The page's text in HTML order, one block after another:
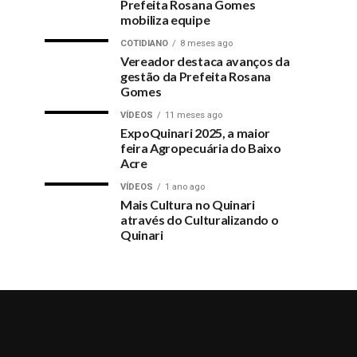
Prefeita Rosana Gomes
mobiliza equipe
COTIDIANO 8 meses ago
Vereador destaca avanços da
gestão da Prefeita Rosana
Gomes
VÍDEOS 11 meses ago
ExpoQuinari 2025, a maior
feira Agropecuária do Baixo
Acre
VÍDEOS 1 ano ago
Mais Cultura no Quinari
através do Culturalizando o
Quinari